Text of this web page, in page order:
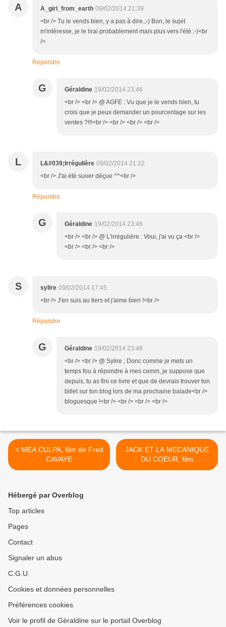
A A_girl_from_earth 09/02/2014 21:39
<br /> Tu le vends bien, y a pas à dire.;-) Bon, le sujet
m'intéresse, je le lirai probablement mais plus vers l'été.:-)<br
/>
Répondre
G Géraldine 19/02/2014 23:46
<br /> <br /> @ AGFE : Vu que je le vends bien, tu
crois que je peux demander un pourcentage sur les
ventes ?!!!<br /> <br /> <br /> <br />
L L&#039;Irrégulière 09/02/2014 21:22
<br /> J'ai été suoer déçue ^^<br />
Répondre
G Géraldine 19/02/2014 23:46
<br /> <br /> @ L'irrégulière : Voui, j'ai vu ça <br />
<br /> <br /> <br />
S sylire 09/02/2014 17:45
<br /> J'en suis au tiers et j'aime bien !<br />
Répondre
G Géraldine 19/02/2014 23:48
<br /> <br /> @ Sylire ; Donc comme je mets un
temps fou à répondre à mes comm, je suppose que
depuis, tu as fini ce livre et que de devrais trouver ton
billet sur ton blog lors de ma prochaine balade<br />
bloguesque !<br /> <br /> <br /> <br />
< MEA CULPA, film de Fred
CAVAYE
JACK ET LA MECANIQUE
DU COEUR, film
d'animation de BERLA ET
Hébergé par Overblog
Top articles
Pages
Contact
Signaler un abus
C.G.U.
Cookies et données personnelles
Préférences cookies
Voir le profil de Géraldine sur le portail Overblog